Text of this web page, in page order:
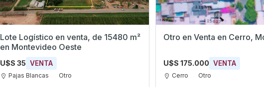
Lote Logístico en venta, de 15480 m²
en Montevideo Oeste
U$S 35 VENTA
Pajas Blancas Otro
Otro en Venta en
U$S 175.000 VENTA
Cerro Otro